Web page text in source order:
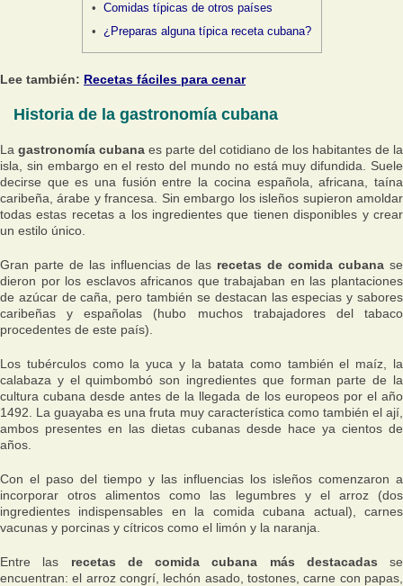
Comidas típicas de otros países
¿Preparas alguna típica receta cubana?
Lee también: Recetas fáciles para cenar
Historia de la gastronomía cubana
La gastronomía cubana es parte del cotidiano de los habitantes de la
isla, sin embargo en el resto del mundo no está muy difundida. Suele
decirse que es una fusión entre la cocina española, africana, taína
caribeña, árabe y francesa. Sin embargo los isleños supieron amoldar
todas estas recetas a los ingredientes que tienen disponibles y crear
un estilo único.
Gran parte de las influencias de las recetas de comida cubana se
dieron por los esclavos africanos que trabajaban en las plantaciones
de azúcar de caña, pero también se destacan las especias y sabores
caribeñas y españolas (hubo muchos trabajadores del tabaco
procedentes de este país).
Los tubérculos como la yuca y la batata como también el maíz, la
calabaza y el quimbombó son ingredientes que forman parte de la
cultura cubana desde antes de la llegada de los europeos por el año
1492. La guayaba es una fruta muy característica como también el ají,
ambos presentes en las dietas cubanas desde hace ya cientos de
años.
Con el paso del tiempo y las influencias los isleños comenzaron a
incorporar otros alimentos como las legumbres y el arroz (dos
ingredientes indispensables en la comida cubana actual), carnes
vacunas y porcinas y cítricos como el limón y la naranja.
Entre las recetas de comida cubana más destacadas se
encuentran: el arroz congrí, lechón asado, tostones, carne con papas,